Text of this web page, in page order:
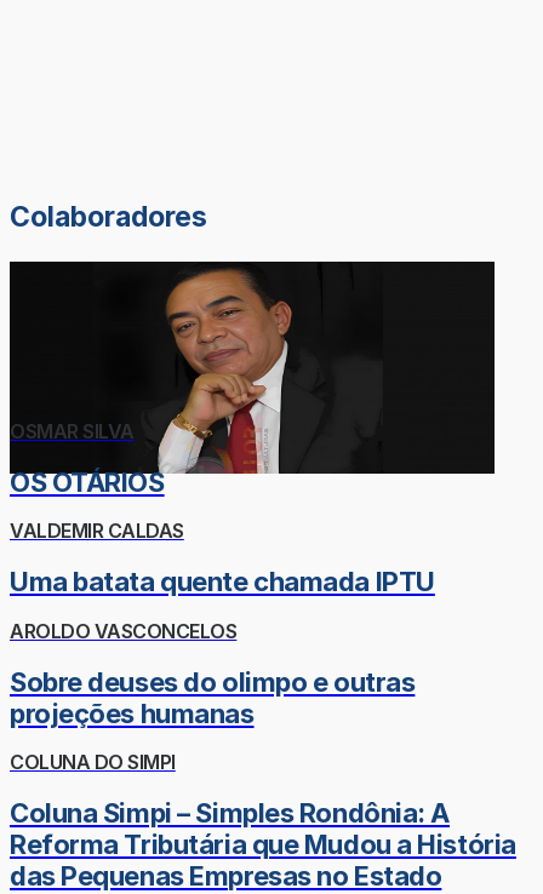
Colaboradores
OSMAR SILVA
OS OTÁRIOS
VALDEMIR CALDAS
Uma batata quente chamada IPTU
AROLDO VASCONCELOS
Sobre deuses do olimpo e outras
projeções humanas
COLUNA DO SIMPI
Coluna Simpi – Simples Rondônia: A
Reforma Tributária que Mudou a História
das Pequenas Empresas no Estado